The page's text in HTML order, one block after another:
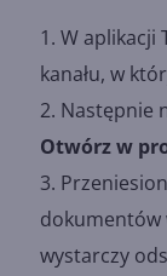
W aplikacji
kanału, w
Następnie
Otwórz w
dokumentów
wystarczy